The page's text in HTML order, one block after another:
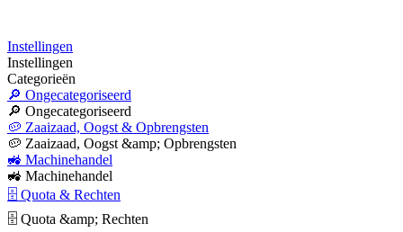
Instellingen
Instellingen
Categorieën
🔎 Ongecategoriseerd
🔎 Ongecategoriseerd
🥔 Zaaizaad, Oogst & Opbrengsten
🥔 Zaaizaad, Oogst &amp; Opbrengsten
🚜 Machinehandel
🚜 Machinehandel
🗄 Quota & Rechten
🗄 Quota &amp; Rechten